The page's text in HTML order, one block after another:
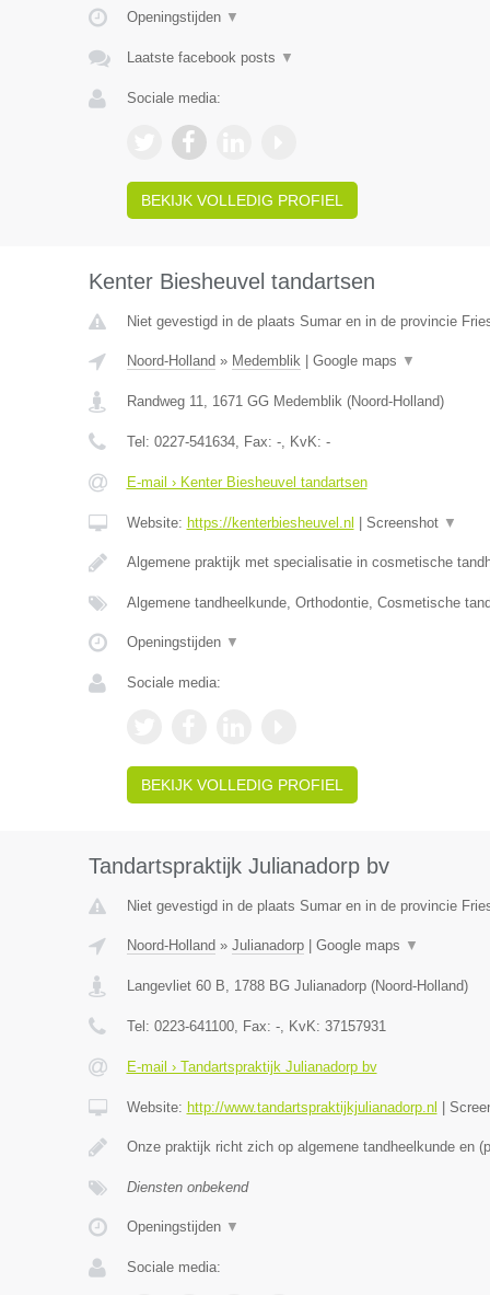
Openingstijden ▼
Laatste facebook posts ▼
Sociale media:
BEKIJK VOLLEDIG PROFIEL
Kenter Biesheuvel tandartsen
Niet gevestigd in de plaats Sumar en in de provincie
Noord-Holland » Medemblik| Google maps ▼
Randweg 11, 1671 GG Medemblik(Noord-Holland)
Tel: 0227-541634, Fax: -, KvK: -
E-mail › Kenter Biesheuvel tandartsen
Website: https://kenterbiesheuvel.nl Screenshot ▼
Algemene praktijk met specialisatie in cosmetische
Algemene tandheelkunde, Orthodontie, Cosmetische
Openingstijden ▼
Sociale media:
BEKIJK VOLLEDIG PROFIEL
Tandartspraktijk Julianadorp bv
Niet gevestigd in de plaats Sumar en in de provincie
Noord-Holland » Julianadorp| Google maps ▼
Langevliet 60 B, 1788 BG Julianadorp(Noord-Holland)
Tel: 0223-641100, Fax: -, KvK: 37157931
E-mail › Tandartspraktijk Julianadorp bv
Website: http://www.tandartspraktijkjulianadorp.nl
Onze praktijk richt zich op algemene tandheelkunde en
Diensten onbekend
Openingstijden ▼
Sociale media: